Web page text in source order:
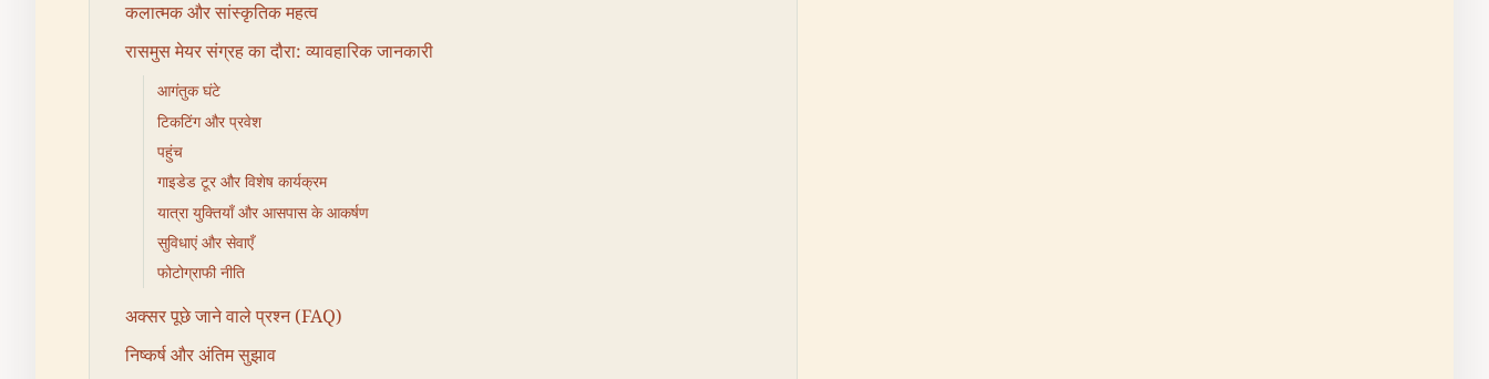
कलात्मक और सांस्कृतिक महत्व
रासमुस मेयर संग्रह का दौरा: व्यावहारिक जानकारी
आगंतुक घंटे
टिकटिंग और प्रवेश
पहुंच
गाइडेड टूर और विशेष कार्यक्रम
यात्रा युक्तियाँ और आसपास के आकर्षण
सुविधाएं और सेवाएँ
फोटोग्राफी नीति
अक्सर पूछे जाने वाले प्रश्न (FAQ)
निष्कर्ष और अंतिम सुझाव